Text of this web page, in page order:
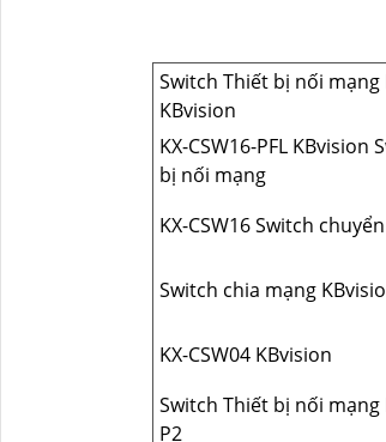
Switch Thiết bị nối mạng
KBvision
KX-CSW16-PFL KBvision
bị nối mạng
KX-CSW16 Switch
Switch chia mạng
KX-CSW04 KBvision
Switch Thiết bị nối mạng
P2